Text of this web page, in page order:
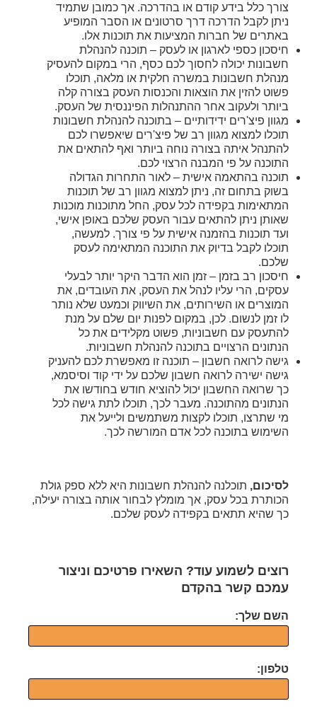
צורך כלל בידע קודם או בהדרכה. אך כמובן שתמיד
ניתן לקבל הדרכה דרך סרטונים או הסבר המופיע
באתרים של חברות המציעות את תוכנות אלו.
חיסכון כספי לארגון או לעסק – תוכנה להנהלת
חשבונות יכולה לחסוך לכם כסף, הרי במקום להעסיק
מנהלת חשבונות במשרה חלקית או מלאה, תוכלו
פשוט להזין את הוצאות והכנסות העסק בצורה קלה
ביותר ולעקוב אחר ההתנהלות הפיננסית של העסק.
מגוון פיצ'רים ידידותיים – בתוכנה להנהלת חשבונות
תוכלו למצוא מגוון רב של פיצ'רים שיאפשרו לכם
להתנהל איתה בצורה נוחה ביותר ואף להתאים את
התוכנה על פי המבנה הרצוי לכם.
תוכנה בהתאמה אישית – לאור התחרות הגדולה
בשוק בתחום זה, ניתן למצוא מגוון רב של תוכנות
המתאימות בקפידה לכל עסק, החל מתוכנות מוכנות
שאותן ניתן להתאים עבור העסק שלכם באופן אישי,
ועד תוכנות בהזמנה אישית על פי צורך. למעשה,
תוכלו לקבל בדיוק את התוכנה המתאימה לעסק
שלכם.
חיסכון רב בזמן – זמן הוא הדבר היקר יותר לבעלי
עסקים, הרי עליו לנהל את העסק, את העובדים, את
המוצרים או השירותים, את השיווק וכמעט שלא נותר
לו זמן לנשום. לכן, במקום לפנות יום שלם על מנת
להתעסק עם חשבוניות, פשוט מקלידים את כל
הנתונים הרצויים בתוכנה להנהלת חשבוניות.
גישה לרואה חשבון – תוכנה זו מאפשרת לכם להעניק
גישה ישירה לרואה חשבון שלכם על ידי קוד וסיסמא,
כך שרואה החשבון יכול להוציא חודש בחודשו את
הנתונים מהתוכנה. מעבר לכך, תוכלו לתת גישה לכל
מי שתרצו, תוכלו לקצות משתמשים ולייעל את
השימוש בתוכנה לכל אדם המורשה לכך.
לסיכום, תוכלנה להנהלת חשבונות היא ללא ספק גולת
הכותרת בכל עסק, אך מומלץ לבחור אותה בצורה יעילה,
כך שהיא תתאים בקפידה לעסק שלכם.
רוצים לשמוע עוד? השאירו פרטיכם וניצור
עמכם קשר בהקדם
השם שלך:
טלפון: